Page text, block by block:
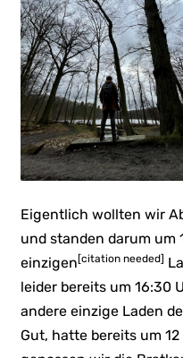
Eigentlich wollten wir
und standen darum um
einzigen[citation needed]
leider bereits um 16:30
andere einzige Laden
Gut, hatte bereits um